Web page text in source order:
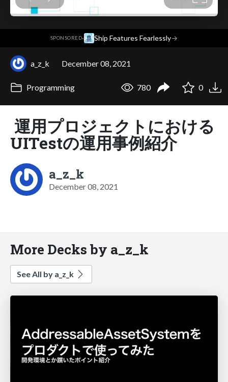
SPONSORED· Ship Features Fearlessly→
a_z_k December 08, 2021
Programming 780 0
運用プロジェクトにおける
UITestの運用事例紹介
a_z_k
December 08, 2021
More Decks by a_z_k
See All by a_z_k